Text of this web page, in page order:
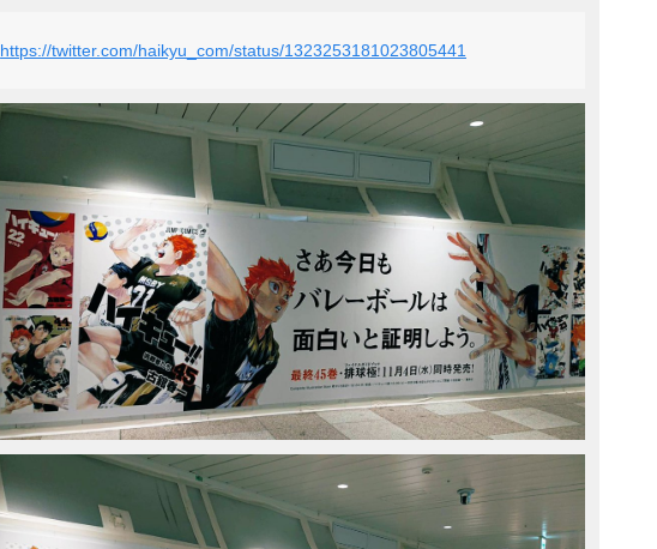
https://twitter.com/haikyu_com/status/1323253181023805441